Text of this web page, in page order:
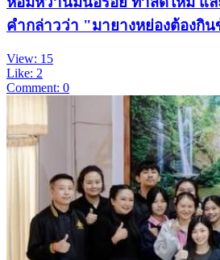
คำกล่าวว่า "มายางหย่องต้องกิ
View: 15
Like: 2
Comment: 0